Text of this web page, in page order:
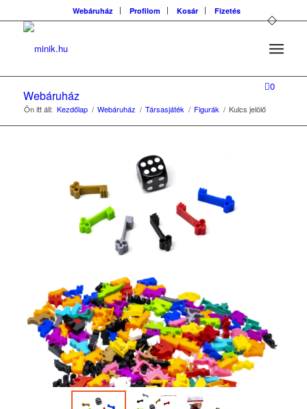
Webáruház Profilom Kosár Fizetés
0
Webáruház
Ön itt áll: Kezdőlap / Webáruház / Társasjáték / Figurák / Kulcs jelölő